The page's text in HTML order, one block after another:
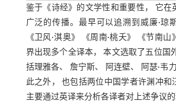
鉴于《诗经》的文学性和重要性， 它在
广泛的传播。最早可以追溯到威廉·琼
《卫风·淇奥》 《周南·桃夭》 《节南
界出现多个全译本， 本文选取了五位国
括理雅各、 詹宁斯、 阿连壁、 阿瑟·韦
此之外， 也包括两位中国学者许渊冲和
主要通过英译来分析各译者对上述争议的